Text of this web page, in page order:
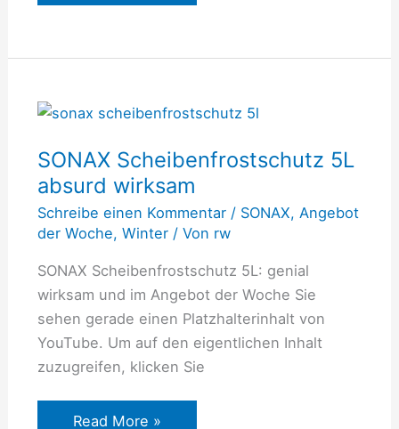
SONAX Scheibenfrostschutz 5L
absurd wirksam
Schreibe einen Kommentar / SONAX, Angebot
der Woche, Winter/ Von rw
SONAX Scheibenfrostschutz 5L: genial
wirksam und im Angebot der Woche Sie
sehen gerade einen Platzhalterinhalt von
YouTube. Um auf den eigentlichen Inhalt
zuzugreifen, klicken Sie
SONAX
5L
absurd
wirksam
Read More »